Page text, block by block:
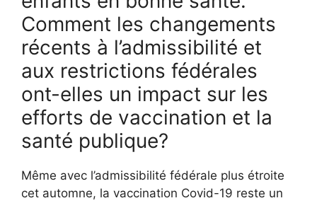
Comment les changements
récents à l’admissibilité et
aux restrictions fédérales
ont-elles un impact sur les
efforts de vaccination et la
santé publique?
Même avec l’admissibilité fédérale plus étroite
cet automne, la vaccination Covid-19 reste un